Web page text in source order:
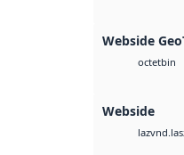
Webside
octetbin
Webside
laz